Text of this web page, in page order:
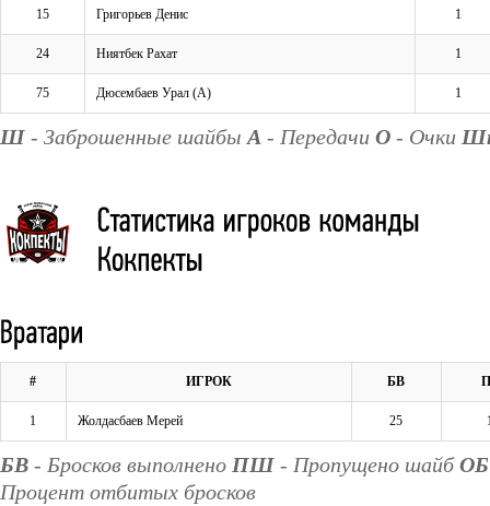
15 Григорьев Денис 1
24 Ниятбек Рахат 1
75 Дюсембаев Урал (А) 1
Ш - Заброшенные шайбы А - Передачи О - Очки
# ИГРОК БВ
1 Жолдасбаев Мерей 25
БВ - Бросков выполнено ПШ - Пропущено шайб ОБ
Процент отбитых бросков